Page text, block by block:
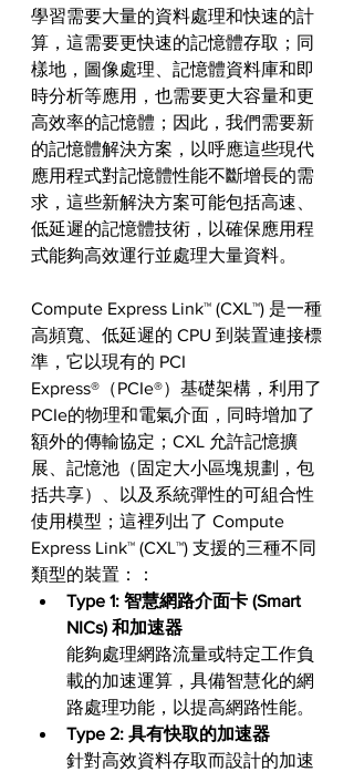
學習需要大量的資料處理和快速的計
算，這需要更快速的記憶體存取；同
樣地，圖像處理、記憶體資料庫和即
時分析等應用，也需要更大容量和更
高效率的記憶體；因此，我們需要新
的記憶體解決方案，以呼應這些現代
應用程式對記憶體性能不斷增長的需
求，這些新解決方案可能包括高速、
低延遲的記憶體技術，以確保應用程
式能夠高效運行並處理大量資料。
Compute Express Link™ (CXL™) 是一種
高頻寬、低延遲的 CPU 到裝置連接標
準，它以現有的 PCI
Express®（PCIe®）基礎架構，利用了
PCIe的物理和電氣介面，同時增加了
額外的傳輸協定；CXL 允許記憶擴
展、記憶池（固定大小區塊規劃，包
括共享）、以及系統彈性的可組合性
使用模型；這裡列出了 Compute
Express Link™ (CXL™) 支援的三種不同
類型的裝置：：
Type 1: 智慧網路介面卡 (Smart
NICs) 和加速器
能夠處理網路流量或特定工作負
載的加速運算，具備智慧化的網
路處理功能，以提高網路性能。
Type 2: 具有快取的加速器
針對高效資料存取而設計的加速